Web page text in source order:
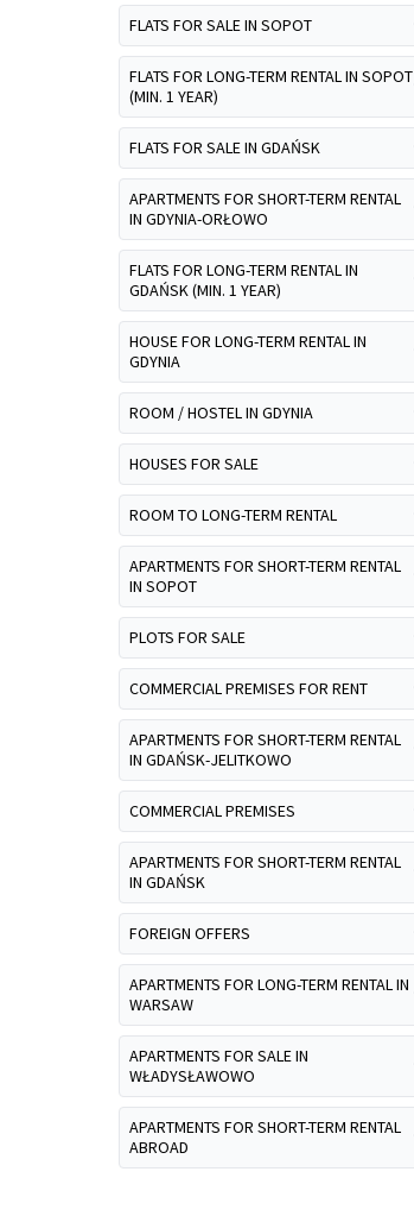
FLATS FOR SALE IN SOPOT
FLATS FOR LONG-TERM RENTAL IN SOPOT
(MIN. 1 YEAR)
FLATS FOR SALE IN GDAŃSK
APARTMENTS FOR SHORT-TERM RENTAL
IN GDYNIA-ORŁOWO
FLATS FOR LONG-TERM RENTAL IN
GDAŃSK (MIN. 1 YEAR)
HOUSE FOR LONG-TERM RENTAL IN
GDYNIA
ROOM / HOSTEL IN GDYNIA
HOUSES FOR SALE
ROOM TO LONG-TERM RENTAL
APARTMENTS FOR SHORT-TERM RENTAL
IN SOPOT
PLOTS FOR SALE
COMMERCIAL PREMISES FOR RENT
APARTMENTS FOR SHORT-TERM RENTAL
IN GDAŃSK-JELITKOWO
COMMERCIAL PREMISES
APARTMENTS FOR SHORT-TERM RENTAL
IN GDAŃSK
FOREIGN OFFERS
APARTMENTS FOR LONG-TERM RENTAL IN
WARSAW
APARTMENTS FOR SALE IN
WŁADYSŁAWOWO
APARTMENTS FOR SHORT-TERM RENTAL
ABROAD